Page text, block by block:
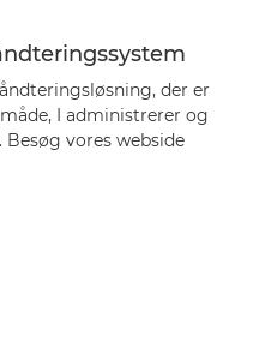
der er
I administrerer og
vores webside